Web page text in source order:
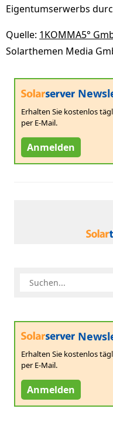
Eigentumserwerbs
Quelle: 1KOMMA5°
Solarthemen Media
Erhalten Sie kostenlos
per E-Mail.
Anmelden
Erhalten Sie kostenlos
per E-Mail.
Anmelden